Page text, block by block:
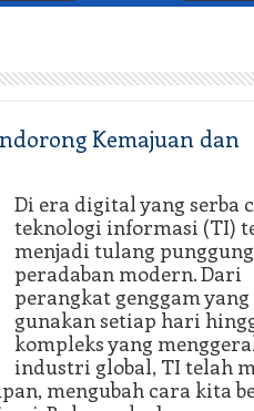
Kemajuan dan
Di era digital yang serba
teknologi informasi (TI)
menjadi tulang punggung
peradaban modern. Dari
perangkat genggam
gunakan setiap hari
kompleks yang
industri global, TI telah
mengubah cara kita